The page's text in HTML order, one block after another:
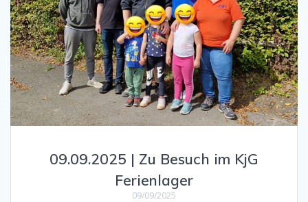
09.09.2025 | Zu Besuch im KjG
Ferienlager
09/09/2025